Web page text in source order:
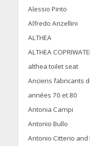
Alessio Pinto
Alfredo Anzellini
ALTHEA
ALTHEA
althea toilet seat
Anciens fabricants
années 70 et 80
Antonia Campi
Antonio Bullo
Antonio Citterio and